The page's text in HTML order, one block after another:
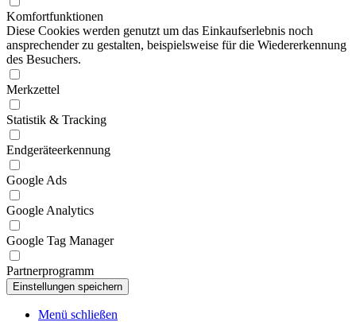
Komfortfunktionen
Diese Cookies werden genutzt um das Einkaufserlebnis noch
ansprechender zu gestalten, beispielsweise für die Wiedererkennung
des Besuchers.
Merkzettel
Statistik & Tracking
Endgeräteerkennung
Google Ads
Google Analytics
Google Tag Manager
Partnerprogramm
Menü schließen